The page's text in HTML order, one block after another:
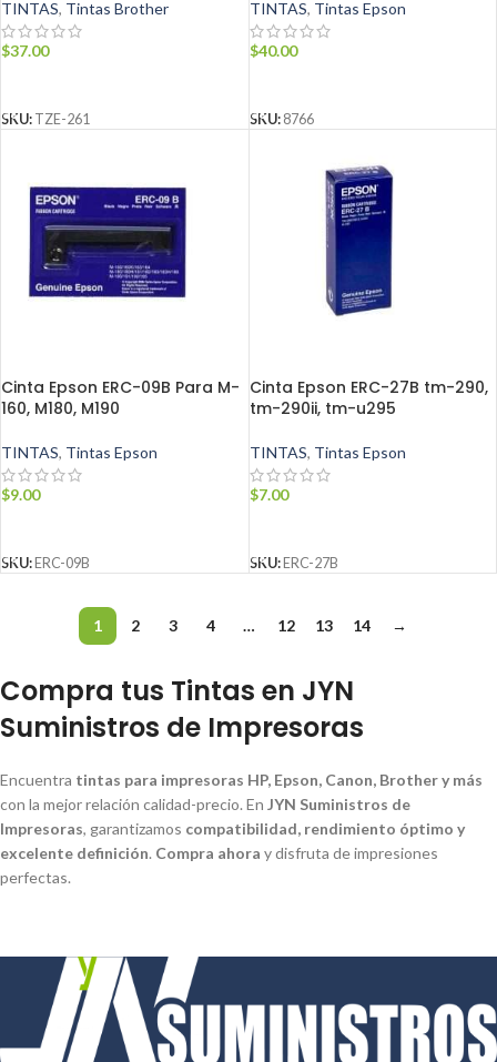
TINTAS, Tintas Brother
$37.00
SKU: TZE-261
TINTAS, Tintas Epson
$40.00
SKU: 8766
Cinta Epson ERC-09B Para M-
160, M180, M190
TINTAS, Tintas Epson
$9.00
SKU: ERC-09B
Cinta Epson ERC-27B tm-290,
tm-290ii, tm-u295
TINTAS, Tintas Epson
$7.00
SKU: ERC-27B
1 2 3 4 … 12 13 14 →
Compra tus Tintas en JYN
Suministros de Impresoras
Encuentra tintas para impresoras HP, Epson, Canon, Brother y más
con la mejor relación calidad-precio. En JYN Suministros de
Impresoras, garantizamos compatibilidad, rendimiento óptimo y
excelente definición. Compra ahora y disfruta de impresiones
perfectas.